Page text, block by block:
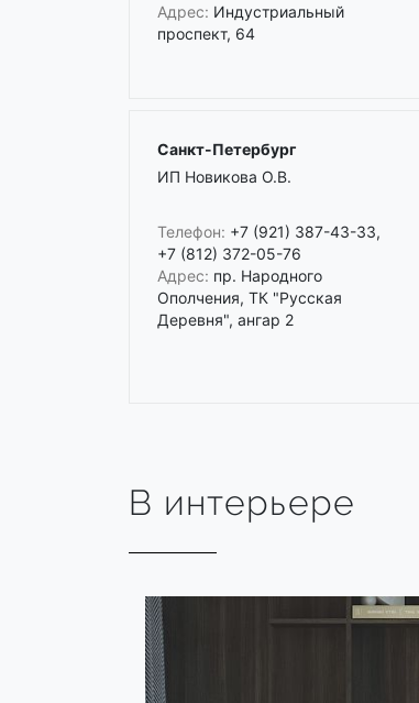
Адрес: Индустриальный
проспект, 64
Санкт-Петербург
ИП Новикова О.В.
Телефон: +7 (921) 387-43-33,
+7 (812) 372-05-76
Адрес: пр. Народного
Ополчения, ТК "Русская
Деревня", ангар 2
В интерьере